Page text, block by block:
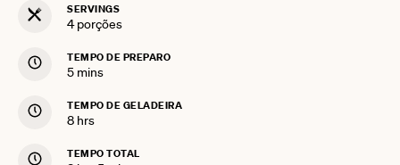
SERVINGS
4 porções
TEMPO DE PREPARO
5minutes
mins
TEMPO DE GELADEIRA
8hours
hrs
TEMPO TOTAL